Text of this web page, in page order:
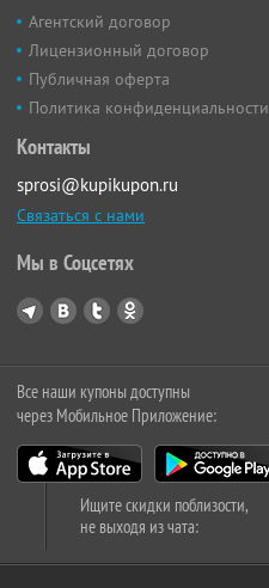
Агентский договор
Лицензионный договор
Публичная оферта
Политика конфиденциальности
Контакты
sprosi@kupikupon.ru
Связаться с нами
Мы в Соцсетях
Все наши купоны доступны
через Мобильное Приложение:
Ищите скидки поблизости,
не выходя из чата: